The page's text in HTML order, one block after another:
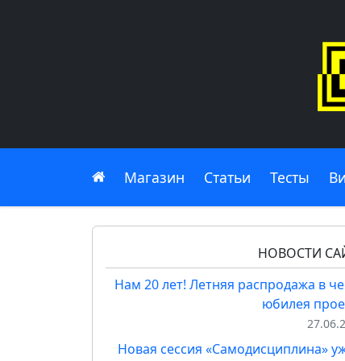
Главная
Магазин Статьи Тесты
НОВОСТИ
Нам 20 лет! Летняя распродажа в
юбилея
Новая сессия «Самодисциплина»